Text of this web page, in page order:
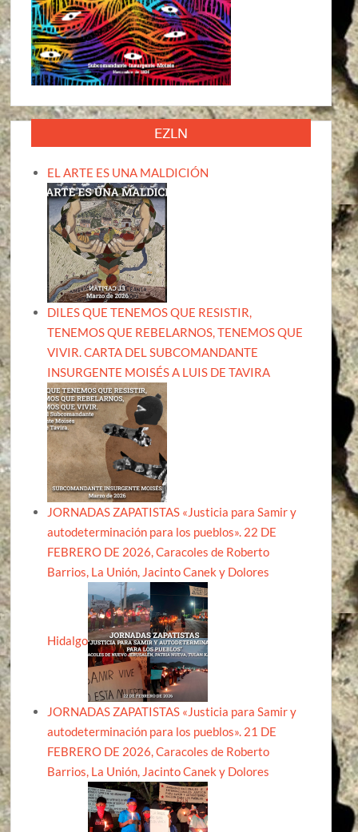
EZLN
EL ARTE ES UNA MALDICIÓN
DILES QUE TENEMOS QUE RESISTIR,
TENEMOS QUE REBELARNOS, TENEMOS QUE
VIVIR. CARTA DEL SUBCOMANDANTE
INSURGENTE MOISÉS A LUIS DE TAVIRA
JORNADAS ZAPATISTAS «Justicia para Samir y
autodeterminación para los pueblos». 22 DE
FEBRERO DE 2026, Caracoles de Roberto
Barrios, La Unión, Jacinto Canek y Dolores
Hidalgo
JORNADAS ZAPATISTAS «Justicia para Samir y
autodeterminación para los pueblos». 21 DE
FEBRERO DE 2026, Caracoles de Roberto
Barrios, La Unión, Jacinto Canek y Dolores